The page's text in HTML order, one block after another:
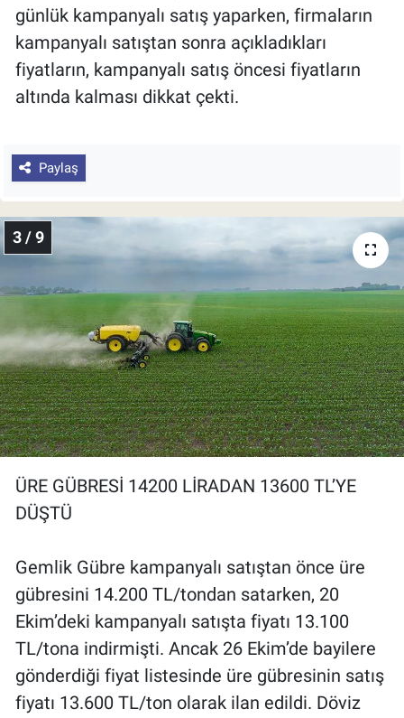
günlük kampanyalı satış yaparken, firmaların
kampanyalı satıştan sonra açıkladıkları
fiyatların, kampanyalı satış öncesi fiyatların
altında kalması dikkat çekti.
Paylaş
3 / 9
ÜRE GÜBRESİ 14200 LİRADAN 13600 TL’YE
DÜŞTÜ
Gemlik Gübre kampanyalı satıştan önce üre
gübresini 14.200 TL/tondan satarken, 20
Ekim’deki kampanyalı satışta fiyatı 13.100
TL/tona indirmişti. Ancak 26 Ekim’de bayilere
gönderdiği fiyat listesinde üre gübresinin satış
fiyatı 13.600 TL/ton olarak ilan edildi. Döviz